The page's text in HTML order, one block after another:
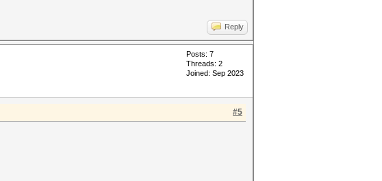
Reply
Posts: 7
Threads: 2
Joined: Sep 2023
#5